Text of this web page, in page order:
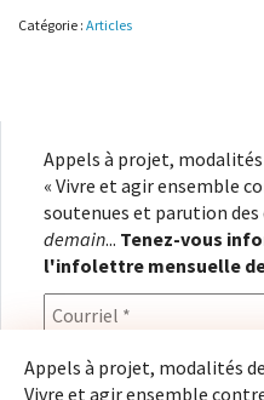
Catégorie : Articles
Appels à projet,
« Vivre et agir ensemble
soutenues et parution
demain... Tenez-vous
l'infolettre mensuelle
Appels à projet, modalités
Vivre et agir ensemble